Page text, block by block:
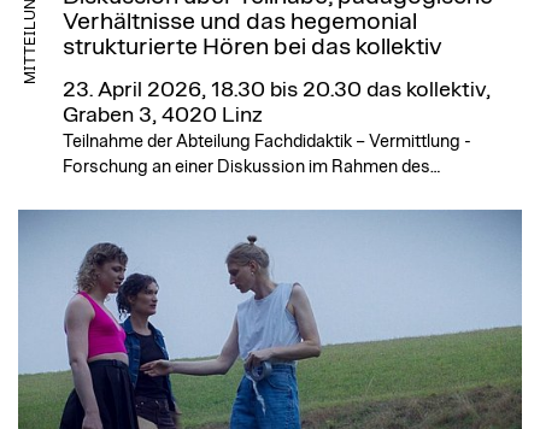
MITTEILUNG
Verhältnisse und das hegemonial
strukturierte Hören bei das kollektiv
23. April 2026, 18.30 bis 20.30 das kollektiv,
Graben 3, 4020 Linz
Teilnahme der Abteilung Fachdidaktik – Vermittlung -
Forschung an einer Diskussion im Rahmen des…